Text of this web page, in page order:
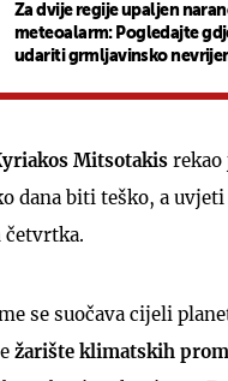
Za dvije regije upaljen
meteoalarm: Pogledajte
udariti grmljavinsko
Mitsotakis rekao
dana biti teško, a uvjeti
četvrtka.
se suočava cijeli
žarište klimatskih